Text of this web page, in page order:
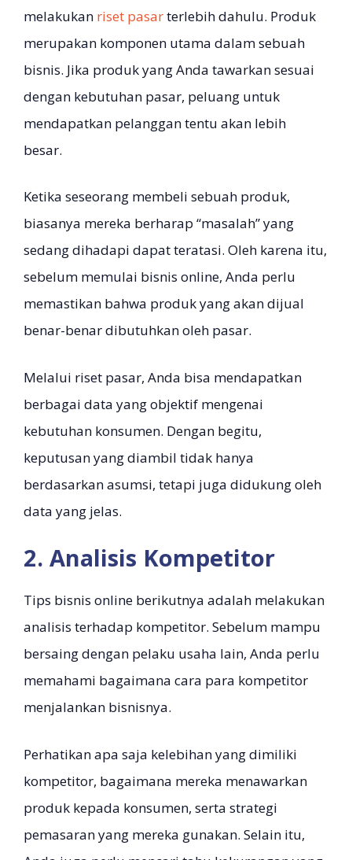
melakukan riset pasarterlebih dahulu. Produk
merupakan komponen utama dalam sebuah
bisnis. Jika produk yang Anda tawarkan sesuai
dengan kebutuhan pasar, peluang untuk
mendapatkan pelanggan tentu akan lebih
besar.
Ketika seseorang membeli sebuah produk,
biasanya mereka berharap “masalah” yang
sedang dihadapi dapat teratasi. Oleh karena itu,
sebelum memulai bisnis online, Anda perlu
memastikan bahwa produk yang akan dijual
benar-benar dibutuhkan oleh pasar.
Melalui riset pasar, Anda bisa mendapatkan
berbagai data yang objektif mengenai
kebutuhan konsumen. Dengan begitu,
keputusan yang diambil tidak hanya
berdasarkan asumsi, tetapi juga didukung oleh
data yang jelas.
2. Analisis Kompetitor
Tips bisnis online berikutnya adalah melakukan
analisis terhadap kompetitor. Sebelum mampu
bersaing dengan pelaku usaha lain, Anda perlu
memahami bagaimana cara para kompetitor
menjalankan bisnisnya.
Perhatikan apa saja kelebihan yang dimiliki
kompetitor, bagaimana mereka menawarkan
produk kepada konsumen, serta strategi
pemasaran yang mereka gunakan. Selain itu,